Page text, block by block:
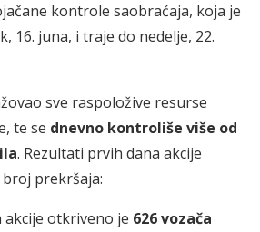
kontrole saobraćaja, koja je
16. juna, i traje do nedelje, 22.
sve raspoložive resurse
te se dnevno kontroliše više od
. Rezultati prvih dana akcije
prekršaja:
akcije otkriveno je 626 vozača